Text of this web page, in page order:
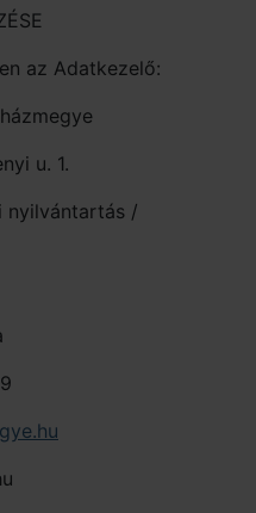
az Adatkezelő:
u. 1.
nyilvántartás /